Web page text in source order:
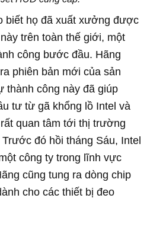
biết họ đã xuất xưởng được
trên toàn thế giới, một
công bước đầu. Hãng
phiên bản mới của sản
thành công này đã giúp
tư từ gã khổng lồ Intel và
quan tâm tới thị trường
đó hồi tháng Sáu, Intel
công ty trong lĩnh vực
cũng tung ra dòng chip
cho các thiết bị đeo